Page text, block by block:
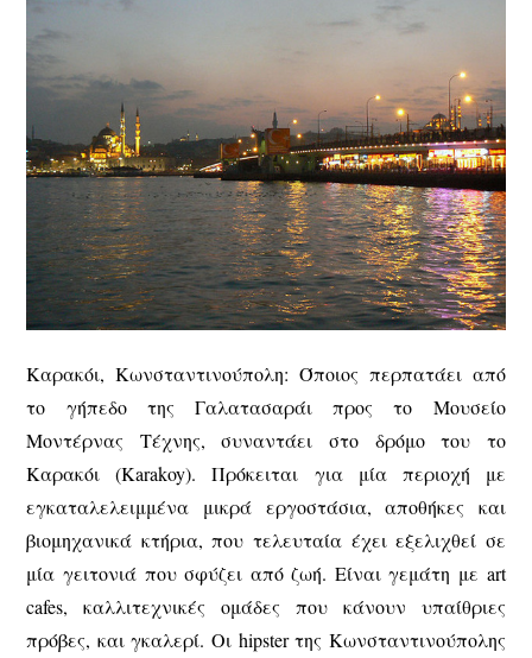
Καρακόι, Κωνσταντινούπολη: Όποιος περπατάει από
το γήπεδο της Γαλατασαράι προς το Μουσείο
Μοντέρνας Τέχνης, συναντάει στο δρόμο του το
Καρακόι (Karakoy). Πρόκειται για μία περιοχή με
εγκαταλελειμμένα μικρά εργοστάσια, αποθήκες και
βιομηχανικά κτήρια, που τελευταία έχει εξελιχθεί σε
μία γειτονιά που σφύζει από ζωή. Είναι γεμάτη με art
cafes, καλλιτεχνικές ομάδες που κάνουν υπαίθριες
πρόβες, και γκαλερί. Οι hipster της Κωνσταντινούπολης